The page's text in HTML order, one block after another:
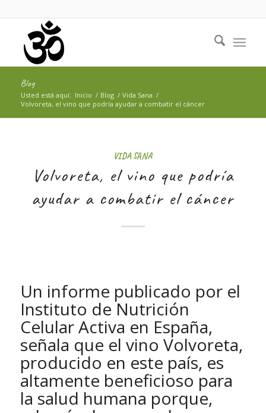
Blog
Usted está aquí: Inicio / Blog / Vida Sana /
Volvoreta, el vino que podría ayudar a combatir el cáncer
VIDA SANA
Volvoreta, el vino que podría
ayudar a combatir el cáncer
Un informe publicado por el
Instituto de Nutrición
Celular Activa en España,
señala que el vino Volvoreta,
producido en este país, es
altamente beneficioso para
la salud humana porque,